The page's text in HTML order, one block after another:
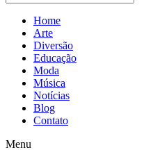
Home
Arte
Diversão
Educação
Moda
Música
Notícias
Blog
Contato
Menu